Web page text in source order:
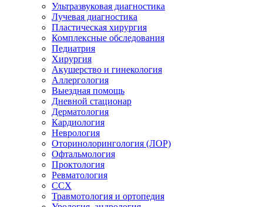
Ультразвуковая диагностика
Лучевая диагностика
Пластическая хирургия
Комплексные обследования
Педиатрия
Хирургия
Акушерство и гинекология
Аллергология
Выездная помощь
Дневной стационар
Дерматология
Кардиология
Неврология
Оторинолорингология (ЛОР)
Офтальмология
Проктология
Ревматология
ССХ
Травмотология и ортопедия